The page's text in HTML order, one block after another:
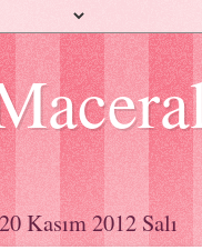
20 Kasım 2012 Salı